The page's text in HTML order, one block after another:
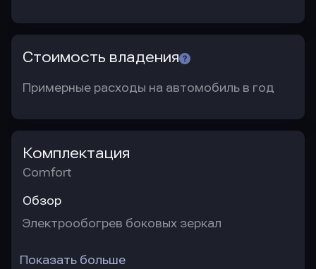
Стоимость владения
Примерные расходы на автомобиль в год
Комплектация
Comfort
Обзор
Электрообогрев боковых зеркал
Показать больше